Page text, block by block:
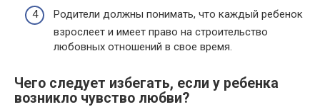
Родители должны понимать, что каждый ребенок
взрослеет и имеет право на строительство
любовных отношений в свое время.
Чего следует избегать, если у ребенка
возникло чувство любви?